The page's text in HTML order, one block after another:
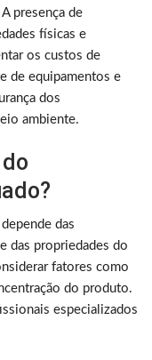
presença de
físicas e
os custos de
de equipamentos e
dos
ambiente.
das
das propriedades do
fatores como
do produto.
especializados